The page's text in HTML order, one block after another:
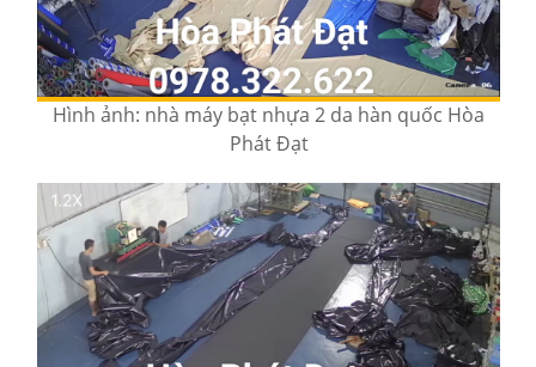
Hình ảnh: nhà máy bạt nhựa 2 da hàn quốc Hòa
Phát Đạt